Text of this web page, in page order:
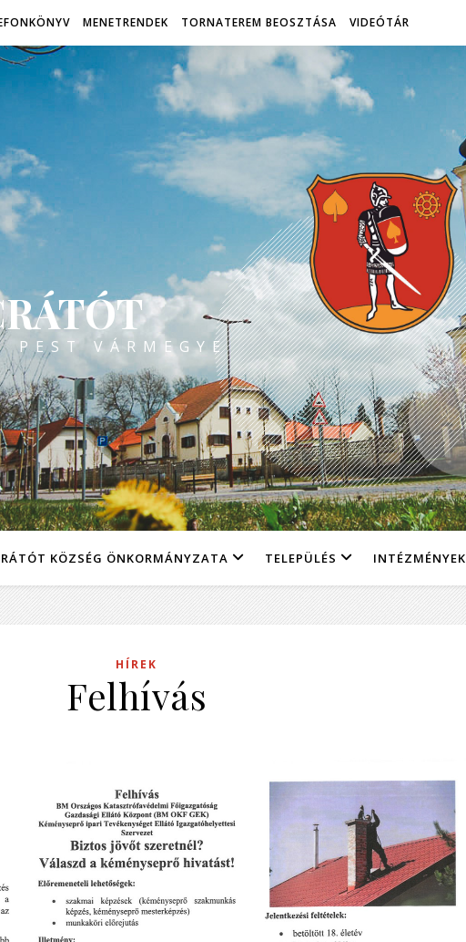
MENETRENDEK TORNATEREM BEOSZTÁSA VIDEÓTÁR
PEST VÁRMEGYE
KÖZSÉG ÖNKORMÁNYZATA TELEPÜLÉS INTÉZMÉNYEK
HÍREK
Felhívás